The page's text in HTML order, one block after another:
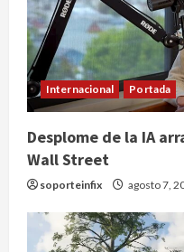
Internacional Portada
Desplome de la IA
Wall Street
soporteinfix agosto 7,